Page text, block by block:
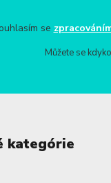
se
Můžete se
kategórie